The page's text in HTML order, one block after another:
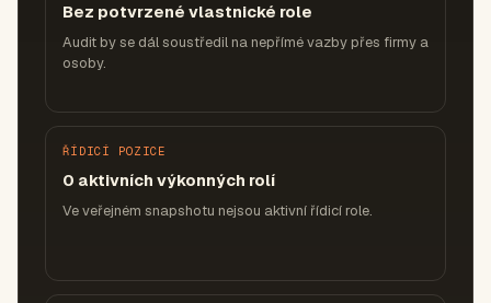
Bez potvrzené vlastnické role
Audit by se dál soustředil na nepřímé vazby přes firmy a
osoby.
ŘÍDICÍ POZICE
0 aktivních výkonných rolí
Ve veřejném snapshotu nejsou aktivní řídicí role.